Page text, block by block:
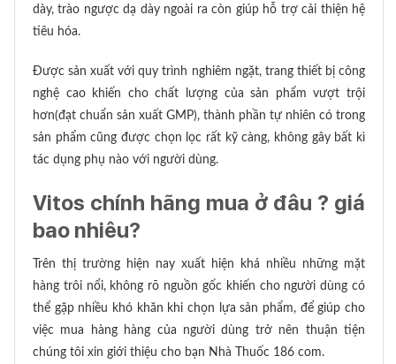
dày, trào ngược dạ dày ngoài ra còn giúp hỗ trợ cải thiện hệ
tiêu hóa.
Được sản xuất với quy trình nghiêm ngặt, trang thiết bị công
nghệ cao khiến cho chất lượng của sản phẩm vượt trội
hơn(đạt chuẩn sản xuất GMP), thành phần tự nhiên có trong
sản phẩm cũng được chọn lọc rất kỹ càng, không gây bất kì
tác dụng phụ nào với người dùng.
Vitos chính hãng mua ở đâu ? giá
bao nhiêu?
Trên thị trường hiện nay xuất hiện khá nhiều những mặt
hàng trôi nổi, không rõ nguồn gốc khiến cho người dùng có
thể gặp nhiều khó khăn khi chọn lựa sản phẩm, để giúp cho
việc mua hàng hàng của người dùng trở nên thuận tiện
chúng tôi xin giới thiệu cho bạn Nhà Thuốc 186 com.